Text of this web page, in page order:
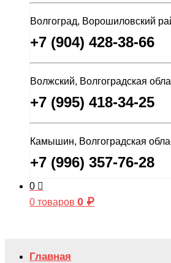
Волгоград, Ворошиловский
+7 (904) 428-38-66
Волжский, Волгоградская
+7 (995) 418-34-25
Камышин, Волгоградская
+7 (996) 357-76-28
0
0 товаров 0 ₽
Главная